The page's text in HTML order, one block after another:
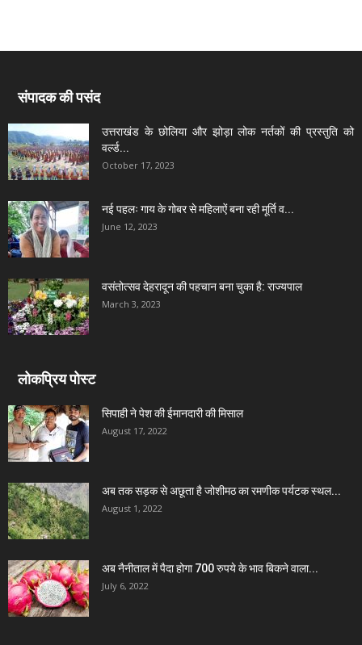
संपादक की पसंद
उत्तराखंड के छोलिया और झोड़ा लोक नर्तकों की प्रस्तुति को
वर्ल्ड...
October 17, 2023
नई पहलः गाय के गोबर से महिलाऐं बना रही मूर्ति व...
June 12, 2023
वसंतोत्सव देहरादून की पहचान बना चुका है: राज्यपाल
March 3, 2023
लोकप्रिय पोस्ट
सिपाही ने पेश की ईमानदारी की मिसाल
August 17, 2022
अब तक सड़क से अछूता है जोशीमठ का रमणीक पर्यटक स्थल...
August 1, 2022
अब नैनीताल में पैदा होगा 700 रुपये के भाव बिकने वाला...
July 6, 2022